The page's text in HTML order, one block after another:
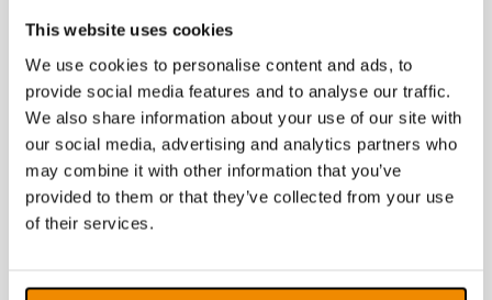
This website uses cookies
We use cookies to personalise content and ads, to
provide social media features and to analyse our traffic.
We also share information about your use of our site with
our social media, advertising and analytics partners who
may combine it with other information that you’ve
provided to them or that they’ve collected from your use
of their services.
2014
2013
2012
2011
2009